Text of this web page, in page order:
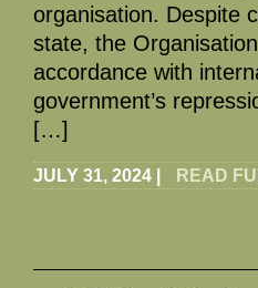
organisation. Despite
state, the
accordance with
government’s
[…]
JULY 31, 2024 READ